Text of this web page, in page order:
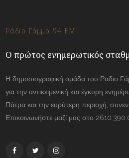
Ράδιο Γάμμα 94 FM
Ο πρώτος ενημερωτικός
Η δημοσιογραφική ομάδα του Ραδιο
για την αντικειμενική και έγκυρη
Πάτρα και την ευρύτερη περιοχή,
Επικοινωνήστε μαζί μας στο